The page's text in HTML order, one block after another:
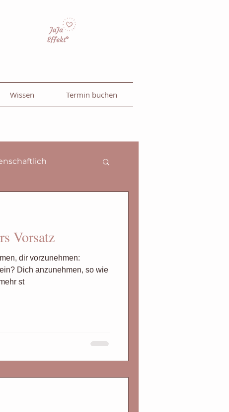
Wissen Termin buchen
Body Positivity
Vorsatz
dir vorzunehmen:
Dich anzunehmen, so wie
st